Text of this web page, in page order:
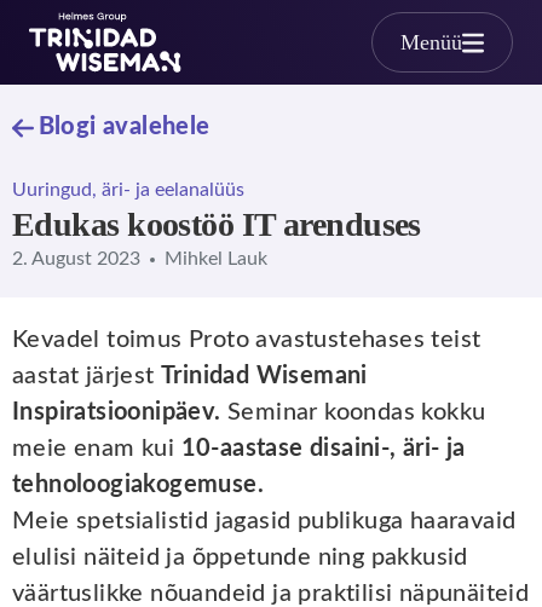
Skip to main content
Menüü
Blogi avalehele
Uuringud, äri- ja eelanalüüs
Edukas koostöö IT arenduses
2. August 2023 Mihkel Lauk
Kevadel toimus Proto avastustehases teist
aastat järjest
Trinidad Wisemani
Inspiratsioonipäev. Seminar koondas kokku
meie enam kui 10-aastase disaini-, äri- ja
tehnoloogiakogemuse.
Meie spetsialistid jagasid publikuga haaravaid
elulisi näiteid ja õppetunde ning pakkusid
väärtuslikke nõuandeid ja praktilisi näpunäiteid